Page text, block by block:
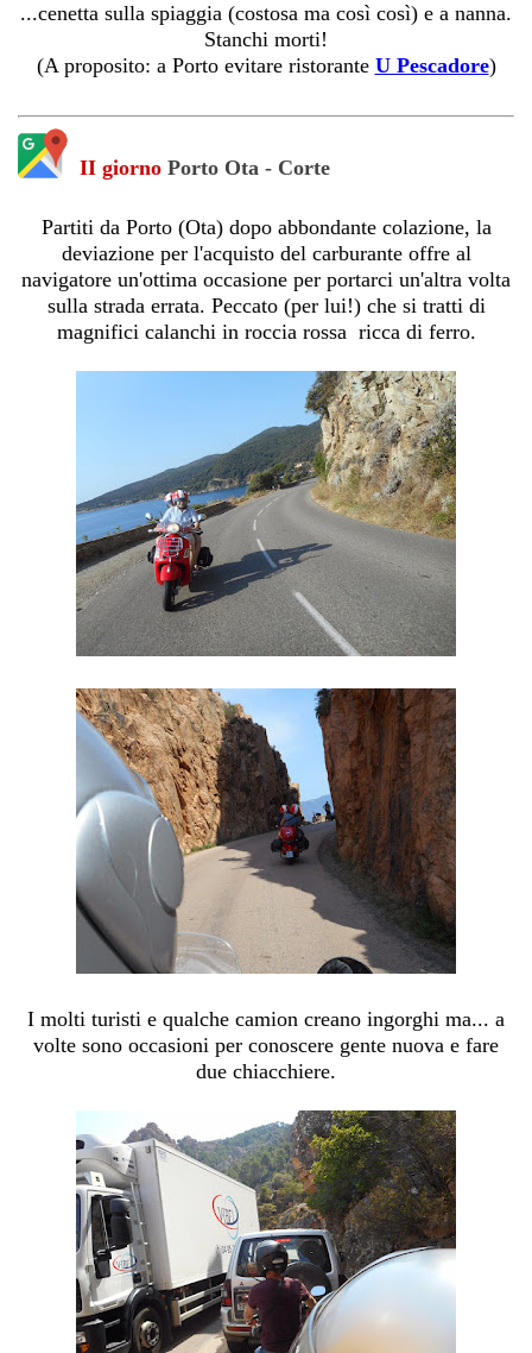
...cenetta sulla spiaggia (costosa ma così così) e a nanna.
Stanchi morti!
(A proposito: a Porto evitare ristorante U Pescadore)
II giorno Porto Ota - Corte
Partiti da Porto (Ota) dopo abbondante colazione, la
deviazione per l'acquisto del carburante offre al
navigatore un'ottima occasione per portarci un'altra volta
sulla strada errata. Peccato (per lui!) che si tratti di
magnifici calanchi in roccia rossa ricca di ferro.
I molti turisti e qualche camion creano ingorghi ma... a
volte sono occasioni per conoscere gente nuova e fare
due chiacchiere.